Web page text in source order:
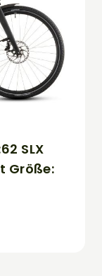
SLX
Größe: